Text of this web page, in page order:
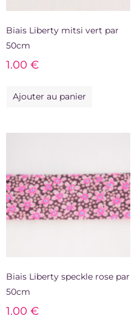
Biais Liberty mitsi vert par
50cm
1.00 €
Ajouter au panier
Biais Liberty speckle rose par
50cm
1.00 €